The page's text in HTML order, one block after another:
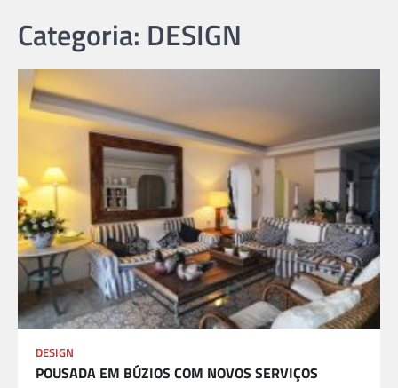
Categoria: DESIGN
DESIGN
POUSADA EM BÚZIOS COM NOVOS SERVIÇOS